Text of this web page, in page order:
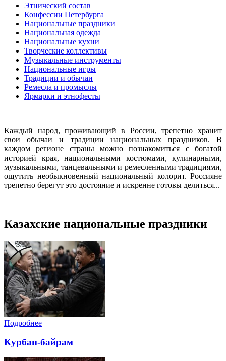
Этнический состав
Конфессии Петербурга
Национальные праздники
Национальная одежда
Национальные кухни
Творческие коллективы
Музыкальные инструменты
Национальные игры
Традиции и обычаи
Ремесла и промыслы
Ярмарки и этнофесты
Каждый народ, проживающий в России, трепетно хранит
свои обычаи и традиции национальных праздников. В
каждом регионе страны можно познакомиться с богатой
историей края, национальными костюмами, кулинарными,
музыкальными, танцевальными и ремесленными традициями,
ощутить необыкновенный национальный колорит. Россияне
трепетно берегут это достояние и искренне готовы делиться...
Казахские национальные праздники
Подробнее
Курбан-байрам